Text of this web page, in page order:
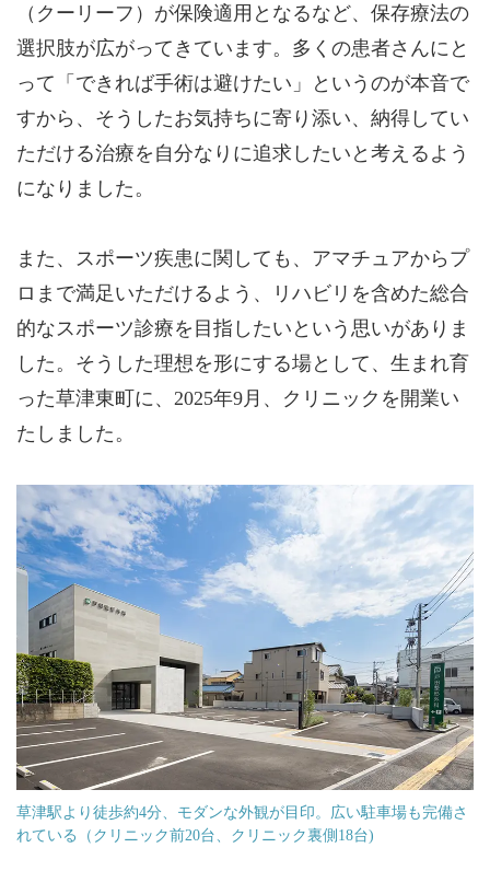
（クーリーフ）が保険適用となるなど、保存療法の
選択肢が広がってきています。多くの患者さんにと
って「できれば手術は避けたい」というのが本音で
すから、そうしたお気持ちに寄り添い、納得してい
ただける治療を自分なりに追求したいと考えるよう
になりました。
また、スポーツ疾患に関しても、アマチュアからプ
ロまで満足いただけるよう、リハビリを含めた総合
的なスポーツ診療を目指したいという思いがありま
した。そうした理想を形にする場として、生まれ育
った草津東町に、2025年9月、クリニックを開業い
たしました。
草津駅より徒歩約4分、モダンな外観が目印。広い駐車場も完備さ
れている（クリニック前20台、クリニック裏側18台)